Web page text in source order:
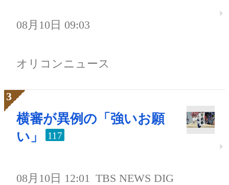
08月10日 09:03
オリコンニュース
横審が異例の「強いお願
い」
117
08月10日 12:01 TBS NEWS DIG